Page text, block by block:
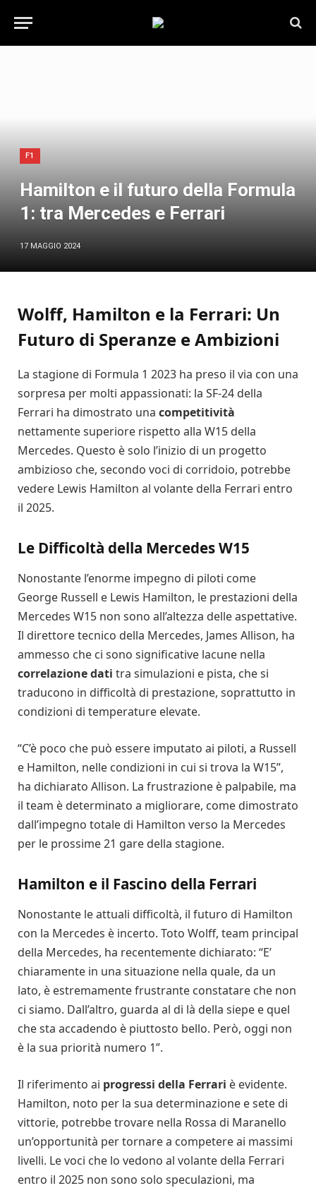
F1
Hamilton e il futuro della Formula
1: tra Mercedes e Ferrari
17 MAGGIO 2024
Wolff, Hamilton e la Ferrari: Un
Futuro di Speranze e Ambizioni
La stagione di Formula 1 2023 ha preso il via con una
sorpresa per molti appassionati: la SF-24 della
Ferrari ha dimostrato una competitività
nettamente superiore rispetto alla W15 della
Mercedes. Questo è solo l’inizio di un progetto
ambizioso che, secondo voci di corridoio, potrebbe
vedere Lewis Hamilton al volante della Ferrari entro
il 2025.
Le Difficoltà della Mercedes W15
Nonostante l’enorme impegno di piloti come
George Russell e Lewis Hamilton, le prestazioni della
Mercedes W15 non sono all’altezza delle aspettative.
Il direttore tecnico della Mercedes, James Allison, ha
ammesso che ci sono significative lacune nella
correlazione dati tra simulazioni e pista, che si
traducono in difficoltà di prestazione, soprattutto in
condizioni di temperature elevate.
“C’è poco che può essere imputato ai piloti, a Russell
e Hamilton, nelle condizioni in cui si trova la W15”,
ha dichiarato Allison. La frustrazione è palpabile, ma
il team è determinato a migliorare, come dimostrato
dall’impegno totale di Hamilton verso la Mercedes
per le prossime 21 gare della stagione.
Hamilton e il Fascino della Ferrari
Nonostante le attuali difficoltà, il futuro di Hamilton
con la Mercedes è incerto. Toto Wolff, team principal
della Mercedes, ha recentemente dichiarato: “E’
chiaramente in una situazione nella quale, da un
lato, è estremamente frustrante constatare che non
ci siamo. Dall’altro, guarda al di là della siepe e quel
che sta accadendo è piuttosto bello. Però, oggi non
è la sua priorità numero 1”.
Il riferimento ai progressi della Ferrari è evidente.
Hamilton, noto per la sua determinazione e sete di
vittorie, potrebbe trovare nella Rossa di Maranello
un’opportunità per tornare a competere ai massimi
livelli. Le voci che lo vedono al volante della Ferrari
entro il 2025 non sono solo speculazioni, ma